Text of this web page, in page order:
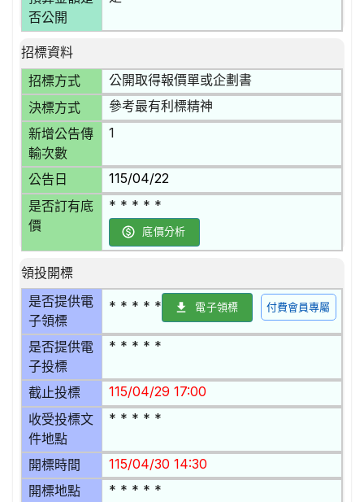
否公開
招標資料
招標方式
公開取得報價單或企劃書
決標方式 參考最有利標精神
新增公告傳
輸次數
1
公告日 115/04/22
是否訂有底
價
* * * * *
底價分析
領投開標
是否提供電
子領標
* * * * * 電子領標 付費會員專屬
是否提供電
子投標
* * * * *
截止投標 115/04/29 17:00
收受投標文
件地點
* * * * *
開標時間 115/04/30 14:30
開標地點 * * * * *